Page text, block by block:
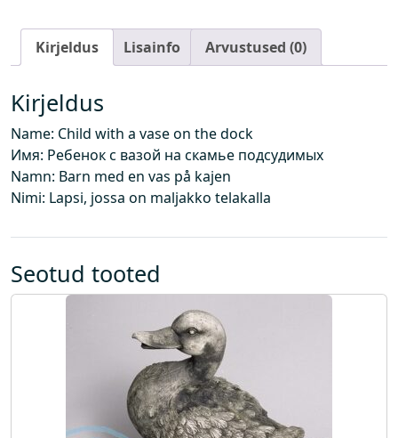
a
t
e
o
k
a
r
i
l
k
Kirjeldus Lisainfo Arvustused (0)
Kirjeldus
Name: Child with a vase on the dock
Имя: Ребенок с вазой на скамье подсудимых
Namn: Barn med en vas på kajen
Nimi: Lapsi, jossa on maljakko telakalla
Seotud tooted